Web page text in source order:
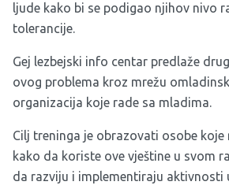
ljude kako bi se podigao njihov nivo
tolerancije.
Gej lezbejski info centar predlaže
ovog problema kroz mrežu
organizacija koje rade sa mladima.
Cilj treninga je obrazovati osobe koje
kako da koriste ove vještine u svom
da razviju i implementiraju aktivnosti